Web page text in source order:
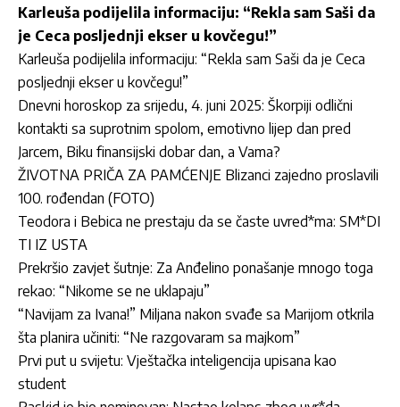
Karleuša podijelila informaciju: “Rekla sam Saši da
je Ceca posljednji ekser u kovčegu!”
Karleuša podijelila informaciju: “Rekla sam Saši da je Ceca
posljednji ekser u kovčegu!”
Dnevni horoskop za srijedu, 4. juni 2025: Škorpiji odlični
kontakti sa suprotnim spolom, emotivno lijep dan pred
Jarcem, Biku finansijski dobar dan, a Vama?
ŽIVOTNA PRIČA ZA PAMĆENJE Blizanci zajedno proslavili
100. rođendan (FOTO)
Teodora i Bebica ne prestaju da se časte uvred*ma: SM*DI
TI IZ USTA
Prekršio zavjet šutnje: Za Anđelino ponašanje mnogo toga
rekao: “Nikome se ne uklapaju”
“Navijam za Ivana!” Miljana nakon svađe sa Marijom otkrila
šta planira učiniti: “Ne razgovaram sa majkom”
Prvi put u svijetu: Vještačka inteligencija upisana kao
student